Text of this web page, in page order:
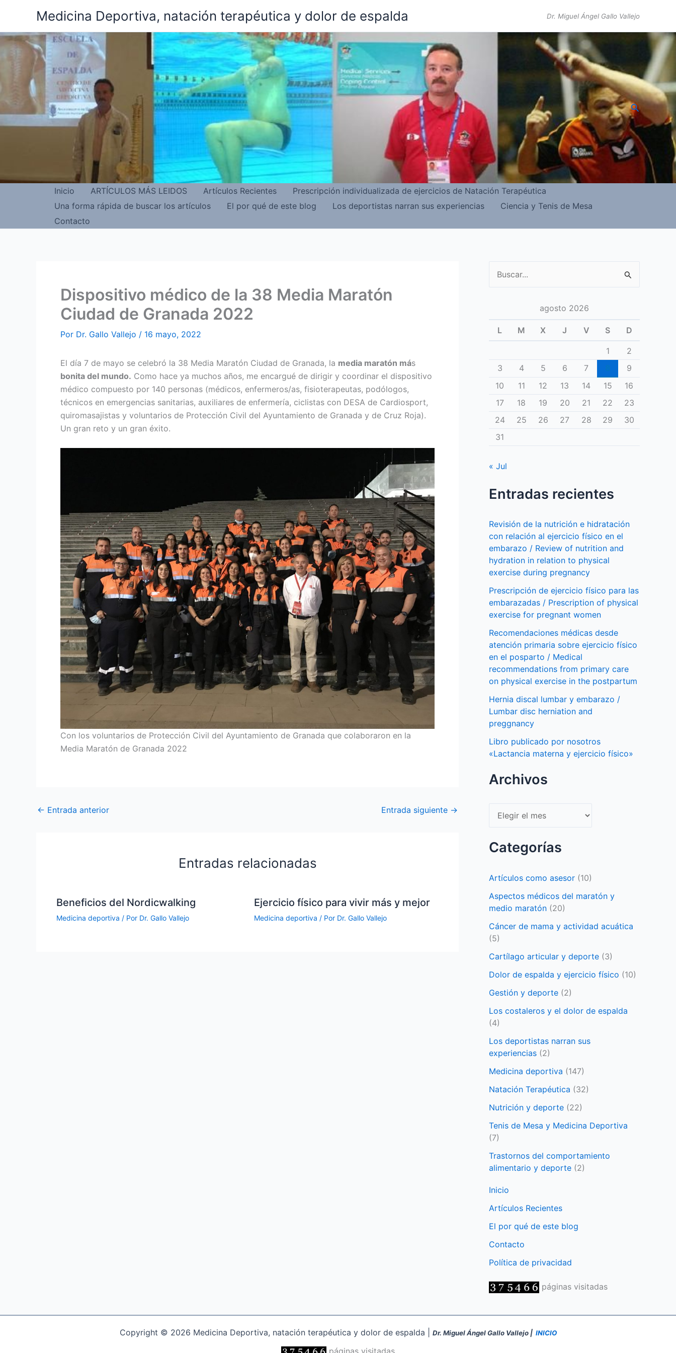
contenido
Medicina Deportiva, natación terapéutica y dolor de espalda Dr. Miguel Ángel Gallo Vallejo
Buscar
Inicio ARTÍCULOS MÁS LEIDOS Artículos Recientes
Prescripción individualizada de ejercicios de Natación Terapéutica
Una forma rápida de buscar los artículos
El por qué de este blog Los deportistas narran sus experiencias
Ciencia y Tenis de Mesa
Contacto
Dispositivo médico de la 38 Media Maratón
Ciudad de Granada 2022
Por Dr. Gallo Vallejo / 16 mayo, 2022
El día 7 de mayo se celebró la 38 Media Maratón Ciudad de Granada, la media maratón más
bonita del mundo. Como hace ya muchos años, me encargué de dirigir y coordinar el dispositivo
médico compuesto por 140 personas (médicos, enfermeros/as, fisioterapeutas, podólogos,
técnicos en emergencias sanitarias, auxiliares de enfermería, ciclistas con DESA de Cardiosport,
quiromasajistas y voluntarios de Protección Civil del Ayuntamiento de Granada y de Cruz Roja).
Un gran reto y un gran éxito.
Con los voluntarios de Protección Civil del Ayuntamiento de Granada que colaboraron en la
Media Maratón de Granada 2022
← Entrada anterior Entrada siguiente →
Entradas relacionadas
Beneficios del Nordicwalking
Medicina deportiva / Por Dr. Gallo Vallejo
Ejercicio físico para vivir más y mejor
Medicina deportiva / Por Dr. Gallo Vallejo
Buscar
por:
agosto 2026
L M X J V S D
1
2
3
4 5 6 7
9
10
11 12 13 14 15
16
17
18 19 20 21 22
23
24
25 26 27 28 29
30
31
« Jul
Entradas recientes
Revisión de la nutrición e hidratación
con relación al ejercicio físico en el
embarazo / Review of nutrition and
hydration in relation to physical
exercise during pregnancy
Prescripción de ejercicio físico para las
embarazadas / Prescription of physical
exercise for pregnant women
Recomendaciones médicas desde
atención primaria sobre ejercicio físico
en el posparto / Medical
recommendations from primary care
on physical exercise in the postpartum
Hernia discal lumbar y embarazo /
Lumbar disc herniation and
preggnancy
Libro publicado por nosotros
«Lactancia materna y ejercicio físico»
Archivos
Archivos
Categorías
Artículos como asesor (10)
Aspectos médicos del maratón y
medio maratón (20)
Cáncer de mama y actividad acuática
(5)
Cartílago articular y deporte (3)
Dolor de espalda y ejercicio físico (10)
Gestión y deporte (2)
Los costaleros y el dolor de espalda
(4)
Los deportistas narran sus
experiencias (2)
Medicina deportiva (147)
Natación Terapéutica (32)
Nutrición y deporte (22)
Tenis de Mesa y Medicina Deportiva
(7)
Trastornos del comportamiento
alimentario y deporte (2)
Inicio
Artículos Recientes
El por qué de este blog
Contacto
Política de privacidad
páginas visitadas
Copyright © 2026 Medicina Deportiva, natación terapéutica y dolor de espalda | Dr. Miguel Ángel Gallo Vallejo | INICIO
páginas visitadas